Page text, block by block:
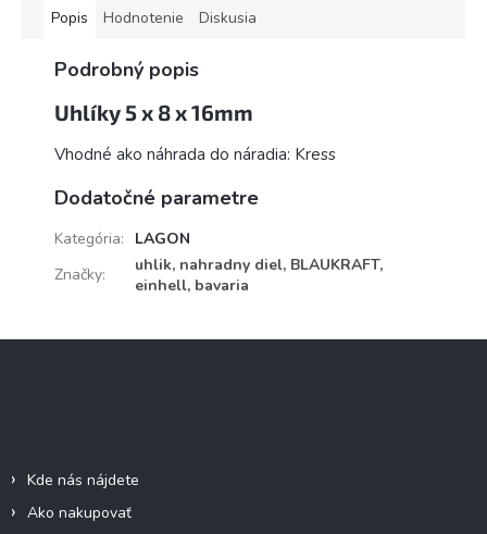
Popis Hodnotenie Diskusia
Podrobný popis
Uhlíky 5 x 8 x 16mm
Vhodné ako náhrada do náradia: Kress
Dodatočné parametre
Kategória:
LAGON
Značky:
uhlik, nahradny diel, BLAUKRAFT,
einhell, bavaria
Kde nás nájdete
Ako nakupovať